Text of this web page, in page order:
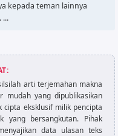
kepada teman lainnya
arti terjemahan makna
mudah yang dipublikasikan
eksklusif milik pencipta
yang bersangkutan. Pihak
data ulasan teks